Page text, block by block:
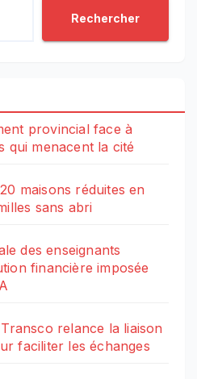
Rechercher
provincial face à
qui menacent la cité
maisons réduites en
sans abri
des enseignants
financière imposée
relance la liaison
faciliter les échanges